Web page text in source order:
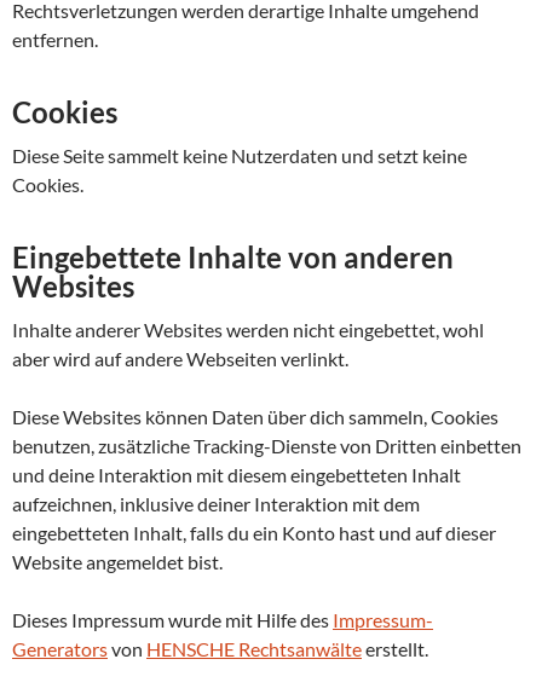
Rechtsverletzungen werden derartige Inhalte umgehend
entfernen.
Cookies
Diese Seite sammelt keine Nutzerdaten und setzt keine
Cookies.
Eingebettete Inhalte von anderen
Websites
Inhalte anderer Websites werden nicht eingebettet, wohl
aber wird auf andere Webseiten verlinkt.
Diese Websites können Daten über dich sammeln, Cookies
benutzen, zusätzliche Tracking-Dienste von Dritten einbetten
und deine Interaktion mit diesem eingebetteten Inhalt
aufzeichnen, inklusive deiner Interaktion mit dem
eingebetteten Inhalt, falls du ein Konto hast und auf dieser
Website angemeldet bist.
Dieses Impressum wurde mit Hilfe des Impressum-
Generatorsvon HENSCHE Rechtsanwälteerstellt.